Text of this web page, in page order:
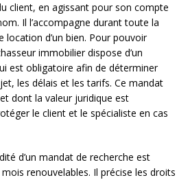
client, en agissant pour son compte
Il l’accompagne durant toute la
location d’un bien. Pour pouvoir
immobilier dispose d’un
est obligatoire afin de déterminer
les délais et les tarifs. Ce mandat
dont la valeur juridique est
le client et le spécialiste en cas
d’un mandat de recherche est
renouvelables. Il précise les droits